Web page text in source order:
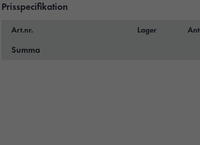
Prisspecifikation
Art.nr. Lager
Summa